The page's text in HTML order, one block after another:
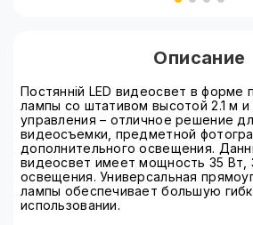
Описание
Постянній LED видеосвет в форме
лампы со штативом высотой 2.1 м и
управления – отличное решение
видеосъемки, предметной
дополнительного освещения.
видеосвет имеет мощность 35 Вт,
освещения. Универсальная
лампы обеспечивает большую
использовании.